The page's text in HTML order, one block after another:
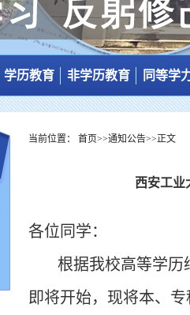
置
责
员
学历教育
管理制度
教学管理
非学历教育
培训工作简介
培训项目
同等学
当前位置： 首页>>通知公告>>正文
西安工业
各位同学：
根据我校高等学历
即将开始，现将本、